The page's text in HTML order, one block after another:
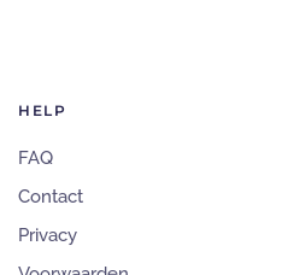
HELP
FAQ
Contact
Privacy